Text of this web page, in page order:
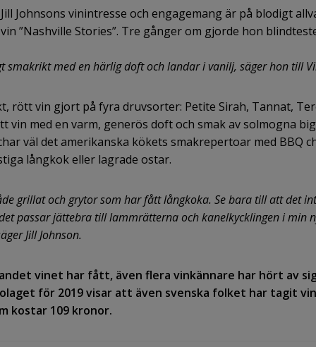
Johnsons vinintresse och engagemang är på blodigt
”Nashville Stories”. Tre gånger om gjorde hon
smakrikt med en härlig doft och landar i vanilj, säger hon till
rött vin gjort på fyra druvsorter: Petite Sirah, Tannat,
med en varm, generös doft och smak av solmogna
väl det amerikanska kökets smakrepertoar med BBQ
långkok eller lagrade ostar.
grillat och grytor som har fått långkoka. Se bara till att det
passar jättebra till lammrätterna och kanelkycklingen i min
Jill Johnson.
vinet har fått, även flera vinkännare har hört av
för 2019 visar att även svenska folket har tagit
kostar 109 kronor.